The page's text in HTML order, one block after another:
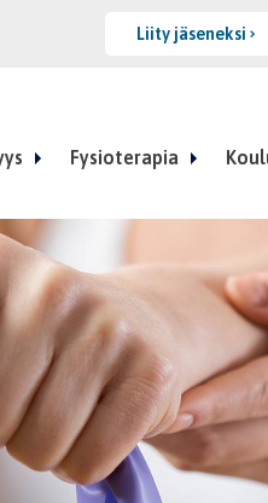
Liity jäseneksi
Fysioterapia